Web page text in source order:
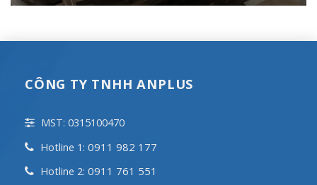
CÔNG TY TNHH ANPLUS
MST: 0315100470
Hotline 1: 0911 982 177
Hotline 2: 0911 761 551